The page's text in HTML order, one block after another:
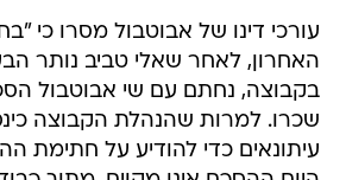
עורכי דינו של אבוטבול מסרו כי
האחרון, לאחר שאלי טביב נותר
בקבוצה, נחתם עם שי אבוטבול
שכרו. למרות שהנהלת הקבוצה
עיתונאים כדי להודיע על חתימת